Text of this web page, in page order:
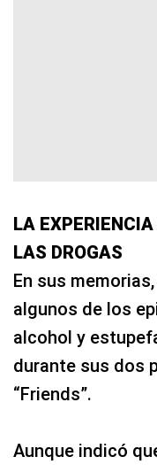
LA
LAS DROGAS
En sus
algunos de los
alcohol y
durante sus dos
“Friends”.
Aunque indicó